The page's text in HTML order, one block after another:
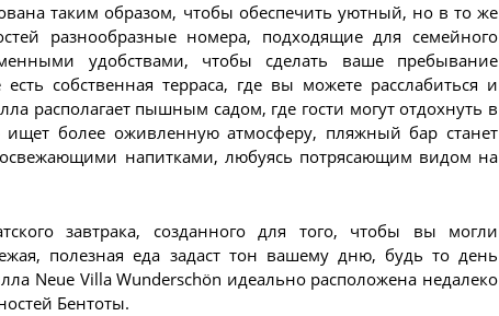
таким образом, чтобы обеспечить уютный, но в то же
разнообразные номера, подходящие для семейного
удобствами, чтобы сделать ваше пребывание
собственная терраса, где вы можете расслабиться и
располагает пышным садом, где гости могут отдохнуть в
более оживленную атмосферу, пляжный бар станет
напитками, любуясь потрясающим видом на
завтрака, созданного для того, чтобы вы могли
полезная еда задаст тон вашему дню, будь то день
Neue Villa Wunderschön идеально расположена недалеко
Бентоты.